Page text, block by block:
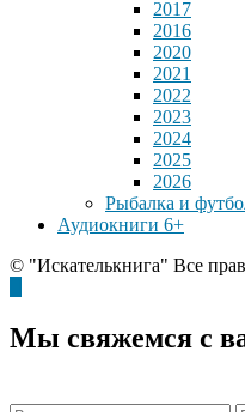
2017
2016
2020
2021
2022
2023
2024
2025
2026
Рыбалка и
Аудиокниги 6+
© "Искателькнига" Все
Мы свяжемся с